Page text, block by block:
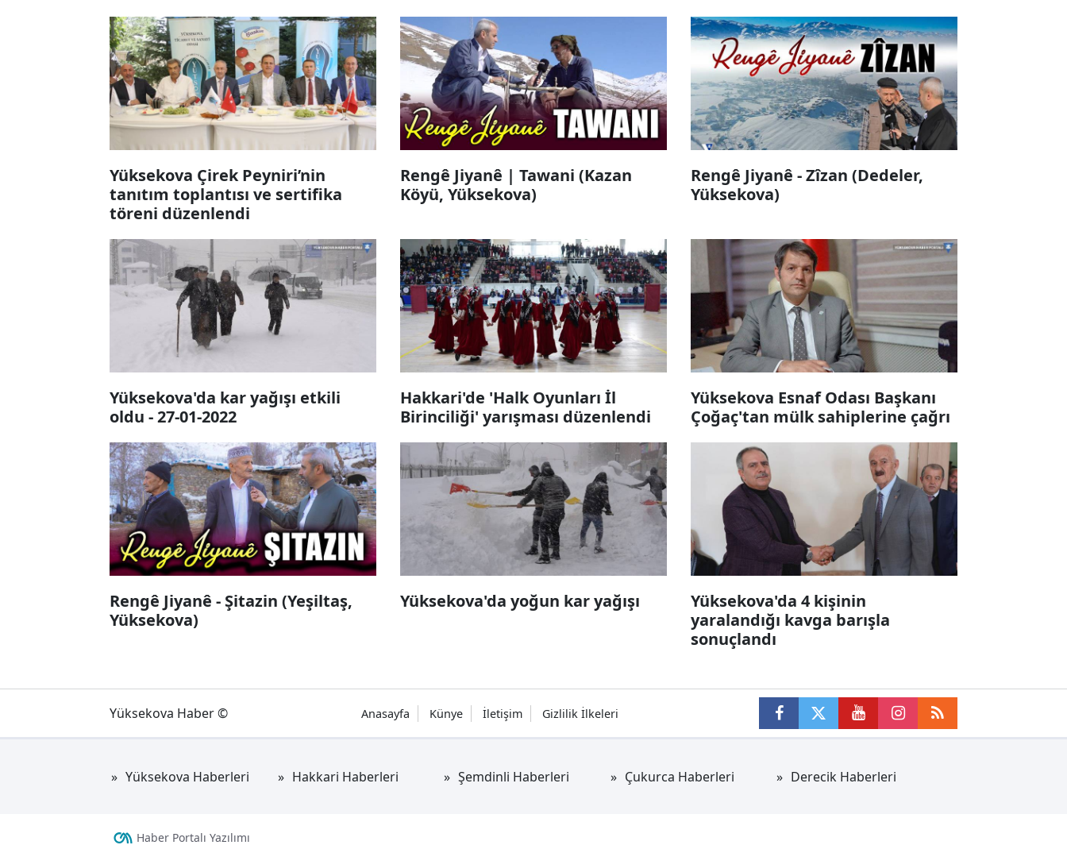
Yüksekova Çirek Peyniri’nin
tanıtım toplantısı ve sertifika
töreni düzenlendi
Rengê Jiyanê | Tawani (Kazan
Köyü, Yüksekova)
Rengê Jiyanê - Zîzan (Dedeler,
Yüksekova)
Yüksekova'da kar yağışı etkili
oldu - 27-01-2022
Hakkari'de 'Halk Oyunları İl
Birinciliği' yarışması düzenlendi
Yüksekova Esnaf Odası Başkanı
Çoğaç'tan mülk sahiplerine çağrı
Rengê Jiyanê - Şitazin (Yeşiltaş,
Yüksekova)
Yüksekova'da yoğun kar yağışı
Yüksekova'da 4 kişinin
yaralandığı kavga barışla
sonuçlandı
Yüksekova Haber © Anasayfa Künye İletişim Gizlilik İlkeleri
Yüksekova Haberleri Hakkari Haberleri Şemdinli Haberleri Çukurca Haberleri Derecik Haberleri
Haber Portalı Yazılımı